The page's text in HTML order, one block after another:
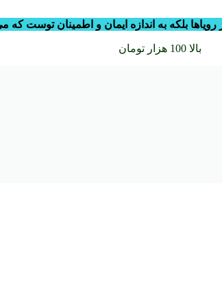
رویاها بلکه به اندازه ایمان و اطمینان توست که
بالا 100 هزار تومان